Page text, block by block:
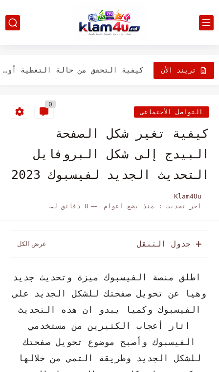
تريند الأن
تعرف على اهم الطرق لإصلاح مشكلات فهرسة الرسائل على جهاز...
كيفية التحقق من حالة التغطية أو الضمان لأجهزة Apple الخاصة...
التواصل الأجتماعى
0
كيفية تغير شكل الصفحة
البيدج إلى شكل البروفايل
التحديث الجديد لفيسبوك 2023
Klam4Uu
اخر تحديث : منذ بضع اعوام 8 دقائق للقراءة
جدول التنقل
اطلق منصة الفيسبوك ميزة وتحديث جديد
وهيا عن تحويل صفحتك للشكل الجديد علي
الفيسبوك وكميا يبدو ان هذه التحديث
اثار أعجاب الكثيرين من مستخدمي
الفيسبوك وأصبح موضوع تحويل صفحتك
للشكل الجديد وطريقة التمي من خلالها